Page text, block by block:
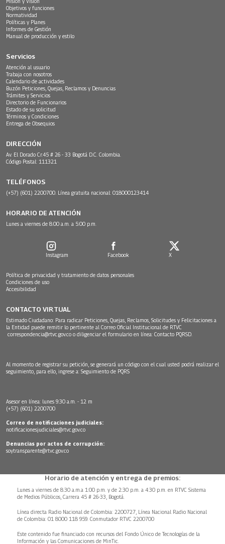
Objetivos y funciones
Normatividad
Políticas y Planes
Informes de Gestión
Manual de producción y estilo
Servicios
Atención al usuario
Trabaja con nosotros
Calendario de actividades
Buzón Peticiones, Quejas, Reclamos y Denuncias
Trámites y Servicios
Directorio de Funcionarios
Estado de su solicitud
Términos y Condiciones
Entrega de Obsequios
DIRECCIÓN
Av. El Dorado Cr.45 # 26 - 33 Bogotá D.C. Colombia.
Código Postal: 111321
TELÉFONOS
(+57) (601) 2200700. Línea gratuita nacional: 018000123414
HORARIO DE ATENCIÓN
Lunes a viernes de 8:00 a.m. a 5:00 p.m.
Instagram Facebook X
Política de privacidad y tratamiento de datos personales
Condiciones de uso
Accesibilidad
CONTACTO VIRTUAL
Estimado Ciudadano: Para radicar Peticiones, Quejas, Reclamos, Solicitudes y Felicitaciones a
la Entidad puede remitir lo pertinente al Correo Oficial Institucional de RTVC
correspondencia@rtvc.gov.co o diligenciar el formulario en línea: Contacto PQRSD.
Al momento de registrar su petición, se generará un código con el cual usted podrá realizar el
seguimiento, para ello, ingrese a: Seguimiento de PQRS
Asesor en línea: lunes 9:30 a.m. - 12 m
(+57) (601) 2200700
Correo de notificaciones judiciales:
notificacionesjudiciales@rtvc.gov.co
Denuncias por actos de corrupción:
soytransparente@rtvc.gov.co
Horario de atención y entrega de premios:
Lunes a viernes de 8:30 a.m.a 1:00 p.m. y de 2:30 p.m. a 4:30 p.m. en RTVC Sistema
de Medios Públicos, Carrera 45 # 26-33, Bogotá.
Línea directa Radio Nacional de Colombia: 2200727, Línea Nacional Radio Nacional
de Colombia: 01 8000 118 959. Conmutador RTVC 2200700
Este contenido fue financiado con recursos del Fondo Único de Tecnologías de la
Información y las Comunicaciones de MinTic.